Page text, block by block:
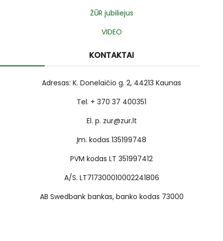
ŽŪR jubiliejus
VIDEO
KONTAKTAI
Adresas: K. Donelaičio g. 2, 44213 Kaunas
Tel. + 370 37 400351
El. p. zur@zur.lt
Įm. kodas 135199748
PVM kodas LT 351997412
A/S. LT717300010002241806
AB Swedbank bankas, banko kodas 73000